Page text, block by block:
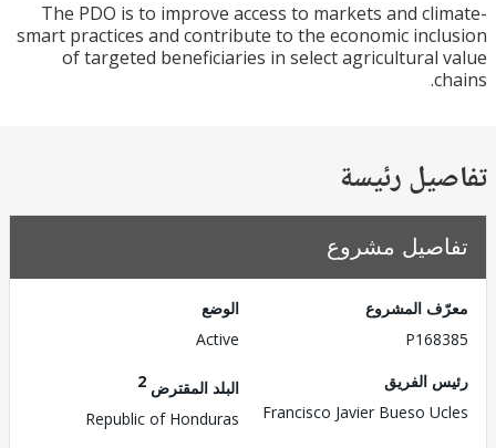
The PDO is to improve access to markets and
smart practices and contribute to the economic
of targeted beneficiaries in select agricultural
رئيسة
مشروع
المشروع
الفريق
Francisco Javier Bueso
البلد المقترض
Republic of Honduras